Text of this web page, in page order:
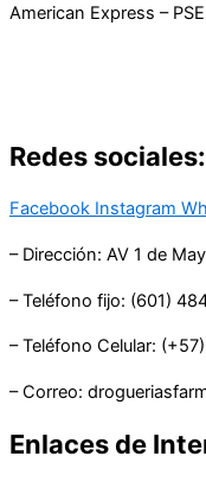
American Express –
Redes sociales:
Facebook Instagram
– Dirección: AV 1 de
– Teléfono fijo: (601)
– Teléfono Celular:
– Correo:
Enlaces de